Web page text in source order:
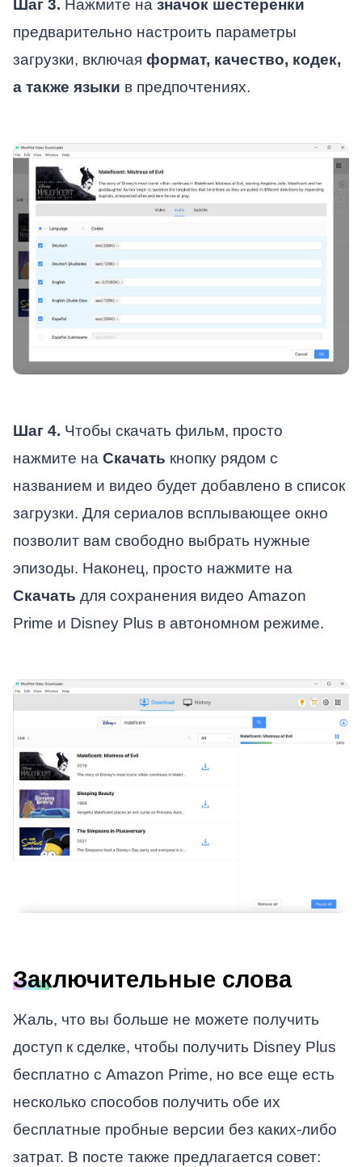
Шаг 3. Нажмите на значок шестеренки
предварительно настроить параметры
загрузки, включая формат, качество, кодек,
а также языки в предпочтениях.
Шаг 4. Чтобы скачать фильм, просто
нажмите на Скачать кнопку рядом с
названием и видео будет добавлено в список
загрузки. Для сериалов всплывающее окно
позволит вам свободно выбрать нужные
эпизоды. Наконец, просто нажмите на
Скачать для сохранения видео Amazon
Prime и Disney Plus в автономном режиме.
Заключительные слова
Жаль, что вы больше не можете получить
доступ к сделке, чтобы получить Disney Plus
бесплатно с Amazon Prime, но все еще есть
несколько способов получить обе их
бесплатные пробные версии без каких-либо
затрат. В посте также предлагается совет: